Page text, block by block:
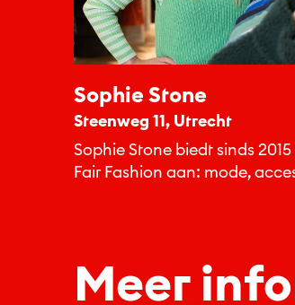
Sophie Stone
Steenweg 11, Utrecht
Sophie Stone biedt sinds
Fair Fashion aan: mode,
Meer